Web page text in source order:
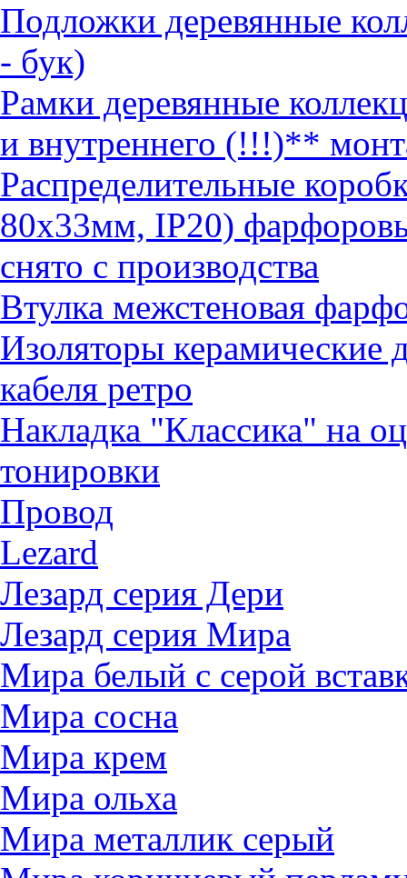
Подложки деревянные
- бук)
Рамки деревянные
и внутреннего (!!!)**
Распределительные
80х33мм, IP20)
снято с производства
Втулка межстеновая
Изоляторы керамические
кабеля ретро
Накладка "Классика" на
тонировки
Провод
Lezard
Лезард серия Дери
Лезард серия Мира
Мира белый c серой
Мира сосна
Мира крем
Мира ольха
Мира металлик серый